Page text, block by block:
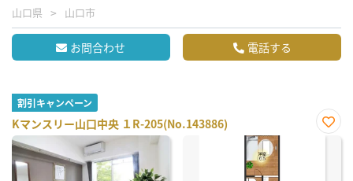
山口県 山口市
お問合わせ 電話する
割引キャンペーン
Kマンスリー山口中央 １R-205(No.143886)
お気